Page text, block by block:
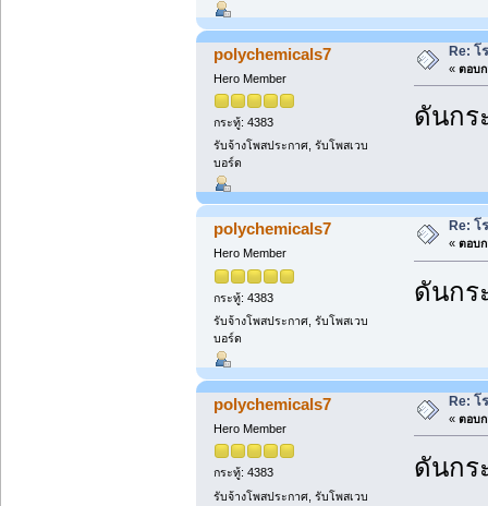
polychemicals7
Hero Member
กระทู้: 4383
รับจ้างโพสประกาศ, รับโพสเวบ
บอร์ด
Re: โ
« ตอบก
ดันกร
polychemicals7
Hero Member
กระทู้: 4383
รับจ้างโพสประกาศ, รับโพสเวบ
บอร์ด
Re: โ
« ตอบก
ดันกร
polychemicals7
Hero Member
กระทู้: 4383
รับจ้างโพสประกาศ, รับโพสเวบ
Re: โ
« ตอบก
ดันกร